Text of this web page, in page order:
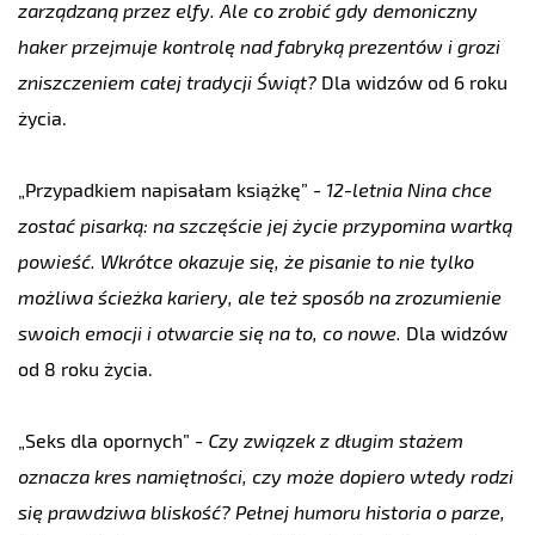
zarządzaną przez elfy. Ale co zrobić gdy demoniczny
haker przejmuje kontrolę nad fabryką prezentów i grozi
zniszczeniem całej tradycji Świąt? Dla widzów od 6 roku
życia.
„Przypadkiem napisałam książkę” - 12-letnia Nina chce
zostać pisarką: na szczęście jej życie przypomina wartką
powieść. Wkrótce okazuje się, że pisanie to nie tylko
możliwa ścieżka kariery, ale też sposób na zrozumienie
swoich emocji i otwarcie się na to, co nowe. Dla widzów
od 8 roku życia.
„Seks dla opornych” - Czy związek z długim stażem
oznacza kres namiętności, czy może dopiero wtedy rodzi
się prawdziwa bliskość? Pełnej humoru historia o parze,